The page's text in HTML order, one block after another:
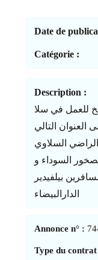
Date de
Catégorie :
Description :
للعمل في سلا
العنوان التالي
السوداء و
بيلفيدير
الدارالبيضاء
Annonce n° :
Type du